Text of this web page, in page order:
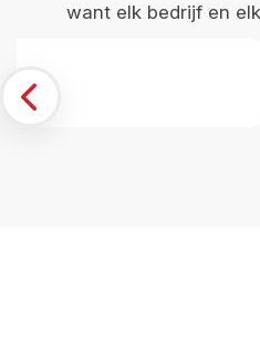
want elk bedrijf en